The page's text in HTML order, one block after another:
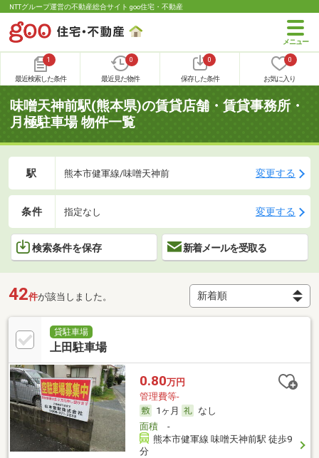
NTTグループ運営の不動産総合サイト goo住宅・不動産
1
最近検索した条件
0
最近見た物件
0
保存した条件
0
お気に入り
味噌天神前駅(熊本県)の賃貸店舗・賃貸事務所・
月極駐車場 物件一覧
駅 熊本市健軍線/味噌天神前 変更する
条件 指定なし 変更する
検索条件を保存 新着メールを受取る
42件が該当しました。
貸駐車場
上田駐車場
0.80万円
管理費等-
1ヶ月
なし
面積-
熊本市健軍線 味噌天神前駅 徒歩9
分